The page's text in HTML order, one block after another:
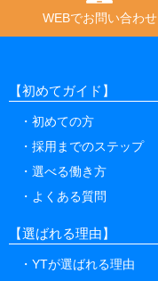
WEBでお問い合わせ
【初めてガイド】
初めての方
採用までのステップ
選べる働き方
よくある質問
【選ばれる理由】
YTが選ばれる理由